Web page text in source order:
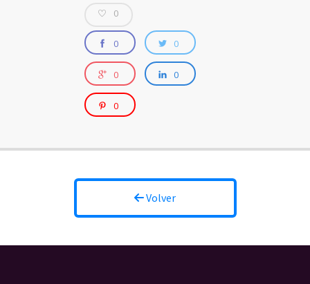
0
0 0
0 0
0
Volver